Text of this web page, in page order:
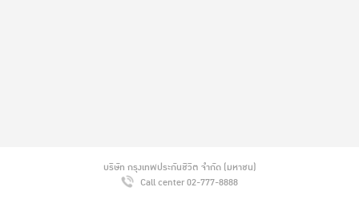
บริษัท กรุงเทพประกันชีวิต จำกัด (มหาชน)
Call center02-777-8888